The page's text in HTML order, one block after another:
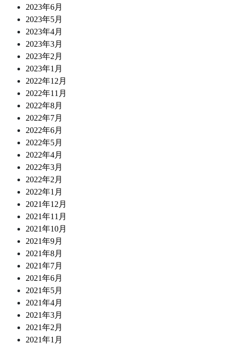
2023年6月
2023年5月
2023年4月
2023年3月
2023年2月
2023年1月
2022年12月
2022年11月
2022年8月
2022年7月
2022年6月
2022年5月
2022年4月
2022年3月
2022年2月
2022年1月
2021年12月
2021年11月
2021年10月
2021年9月
2021年8月
2021年7月
2021年6月
2021年5月
2021年4月
2021年3月
2021年2月
2021年1月